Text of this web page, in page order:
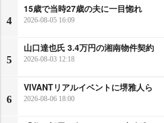
4
15歳で当時27歳の夫に一目惚れ
2026-08-05 16:09
5
山口達也氏 3.4万円の湘南物件契約
2026-08-03 12:18
6
VIVANTリアルイベントに堺雅人ら
2026-08-06 18:00